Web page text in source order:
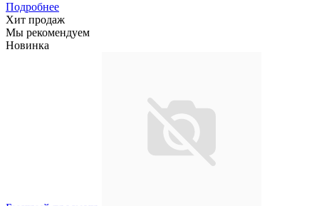
Подробнее
Хит продаж
Мы рекомендуем
Новинка